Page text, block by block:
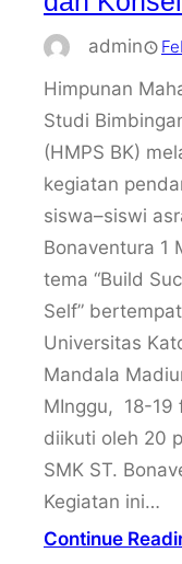
admin
Himpunan
Studi
(HMPS BK)
kegiatan
siswa–siswi
Bonaventura 1
tema “Build
Self”
Universitas
Mandala
MInggu, 18-19
diikuti oleh 20
SMK ST.
Kegiatan ini…
Continue